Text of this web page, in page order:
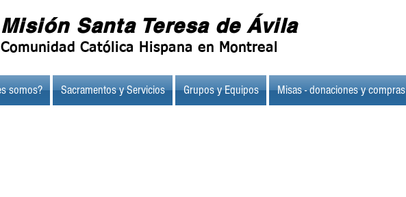
Misión Santa Teresa de Ávila
Comunidad Católica Hispana en Montreal
somos? Sacramentos y Servicios Grupos y Equipos Misas - donaciones y compras